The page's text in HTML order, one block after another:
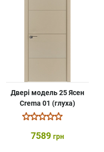
Двері модель 25 Ясен
Crema 01 (глуха)
7589 грн